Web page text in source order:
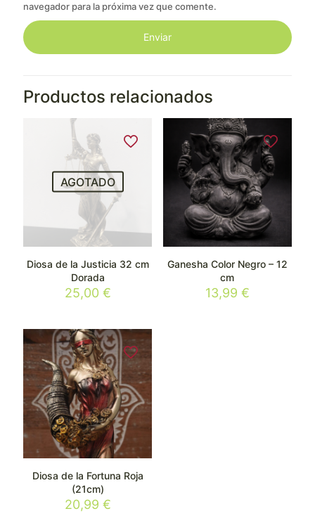
navegador para la próxima vez que comente.
Productos relacionados
AGOTADO
Diosa de la Justicia 32 cm
Dorada
25,00 €
Ganesha Color Negro – 12
cm
13,99 €
Diosa de la Fortuna Roja
(21cm)
20,99 €